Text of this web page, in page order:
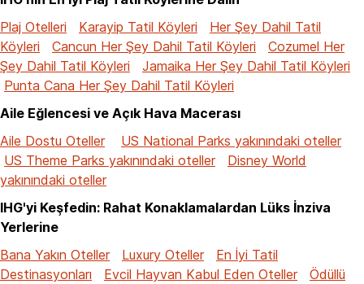
Plaj Otelleri
Karayip Tatil Köyleri
Her Şey Dahil Tatil
Köyleri
Cancun Her Şey Dahil Tatil Köyleri
Cozumel Her
Şey Dahil Tatil Köyleri
Jamaika Her Şey Dahil Tatil Köyleri
Punta Cana Her Şey Dahil Tatil Köyleri
Aile Eğlencesi ve Açık Hava Macerası
Aile Dostu Oteller
US National Parks yakınındaki oteller
US Theme Parks yakınındaki oteller
Disney World
yakınındaki oteller
IHG'yi Keşfedin: Rahat Konaklamalardan Lüks İnziva
Yerlerine
Bana Yakın Oteller
Luxury Oteller
En İyi Tatil
Destinasyonları
Evcil Hayvan Kabul Eden Oteller
Ödüllü